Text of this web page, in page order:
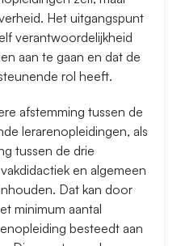
Het uitgangspunt
verantwoordelijkheid
aan te gaan en dat de
rol heeft.
afstemming tussen de
lerarenopleidingen, als
tussen de drie
en algemeen
Dat kan door
minimum aantal
besteedt aan